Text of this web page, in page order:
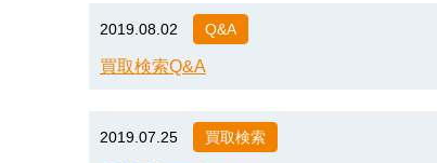
2019.08.02 Q&A
買取検索Q&A
2019.07.25 買取検索